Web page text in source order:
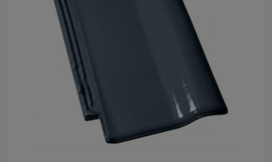
inwestorów ceniących nowoczesną estetykę i łatwość
montażu.
Idealny do:
Współpracy z pełnym systemem akcesoriów
ceramicznych Röben w kolorze grafitowej glazury oraz do
renowacji starych połaci.
Kluczowa cecha:
przesuwu (aż 38 mm), która umożliwia idealne
dopasowanie dachu bez konieczności kłopotliwego
docinania dachówek.